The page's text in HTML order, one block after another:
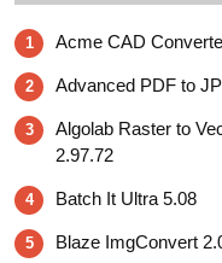
1 Acme CAD
2 Advanced PDF to
3
Algolab Raster to
2.97.72
4 Batch It Ultra 5.08
5 Blaze ImgConvert